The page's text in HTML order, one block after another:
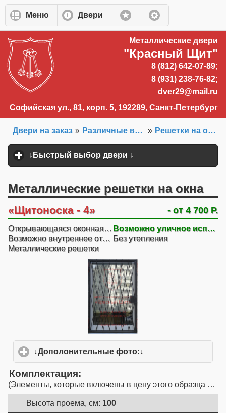
Перейти к основному содержанию
Меню
Двери
Металлические двери
"Красный Щит"
8 (812) 642-07-89;
8 (931) 238-76-82;
dver29@mail.ru
Софийская ул., 81, корп. 5, 192289, Санкт-Петербург
Решетки на окна
»
Различные виды ворот и двери-решетки
»
Двери на заказ
↓Быстрый выбор двери ↓
Металлические решетки на окна
Щитоноска - 4 - от 4 700 Р.
Открывающаяся оконная решетка
Возможно уличное исполнение
Возможно внутреннее открывание Без утепления
Металлические решетки
↓Дополонительные фото:↓
Комплектация
Элементы, которые включены в цену этого образца
Высота проема, см: 100